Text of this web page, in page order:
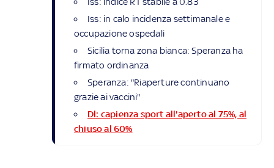
Iss: in calo incidenza settimanale e
occupazione ospedali
Sicilia torna zona bianca: Speranza ha
firmato ordinanza
Speranza: "Riaperture continuano
grazie ai vaccini"
Dl: capienza sport all'aperto al 75%, al
chiuso al 60%